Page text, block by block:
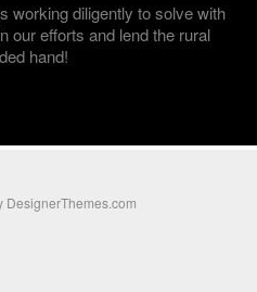
working diligently to solve with
our efforts and lend the rural
hand!
DesignerThemes.com